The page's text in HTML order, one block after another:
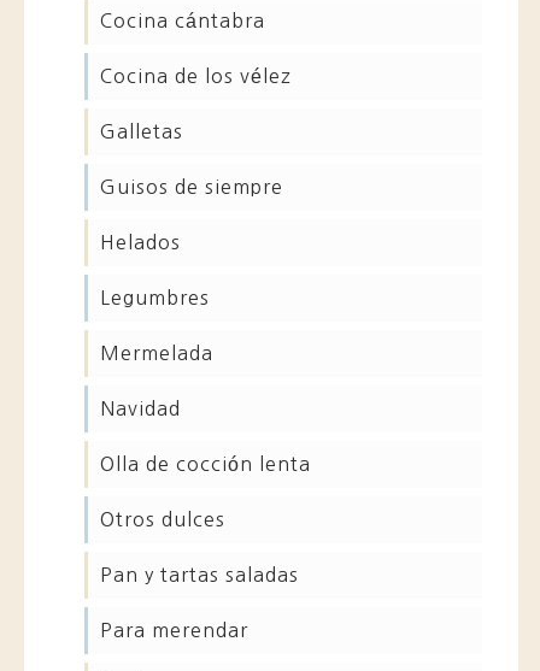
cocina cántabra
cocina de los vélez
galletas
guisos de siempre
helados
legumbres
mermelada
navidad
olla de cocción lenta
otros dulces
pan y tartas saladas
para merendar